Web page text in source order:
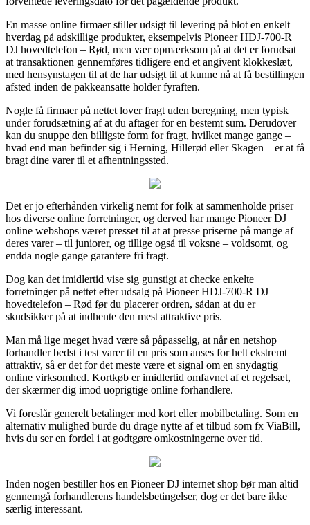
En masse online firmaer stiller udsigt til levering på blot en enkelt
hverdag på adskillige produkter, eksempelvis Pioneer HDJ-700-R
DJ hovedtelefon – Rød, men vær opmærksom på at det er forudsat
at transaktionen gennemføres tidligere end et angivent klokkeslæt,
med hensynstagen til at de har udsigt til at kunne nå at få bestillingen
afsted inden de pakkeansatte holder fyraften.
Nogle få firmaer på nettet lover fragt uden beregning, men typisk
under forudsætning af at du aftager for en bestemt sum. Derudover
kan du snuppe den billigste form for fragt, hvilket mange gange –
hvad end man befinder sig i Herning, Hillerød eller Skagen – er at få
bragt dine varer til et afhentningssted.
Det er jo efterhånden virkelig nemt for folk at sammenholde priser
hos diverse online forretninger, og derved har mange Pioneer DJ
online webshops været presset til at at presse priserne på mange af
deres varer – til juniorer, og tillige også til voksne – voldsomt, og
endda nogle gange garantere fri fragt.
Dog kan det imidlertid vise sig gunstigt at checke enkelte
forretninger på nettet efter udsalg på Pioneer HDJ-700-R DJ
hovedtelefon – Rød før du placerer ordren, sådan at du er
skudsikker på at indhente den mest attraktive pris.
Man må lige meget hvad være så påpasselig, at når en netshop
forhandler bedst i test varer til en pris som anses for helt ekstremt
attraktiv, så er det for det meste være et signal om en snydagtig
online virksomhed. Kortkøb er imidlertid omfavnet af et regelsæt,
der skærmer dig imod uoprigtige online forhandlere.
Vi foreslår generelt betalinger med kort eller mobilbetaling. Som en
alternativ mulighed burde du drage nytte af et tilbud som fx ViaBill,
hvis du ser en fordel i at godtgøre omkostningerne over tid.
Inden nogen bestiller hos en Pioneer DJ internet shop bør man altid
gennemgå forhandlerens handelsbetingelser, dog er det bare ikke
særlig interessant.